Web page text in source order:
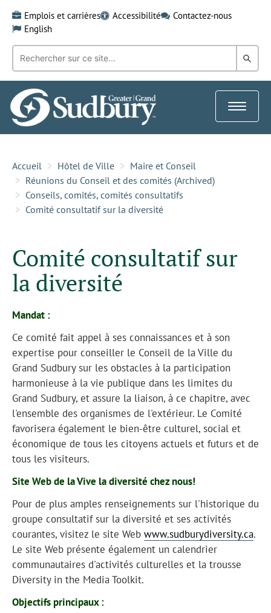
content
Emplois et carrières Accessibilité
Contactez-nous
English
Recherche
mot-
clé:
dans
Toggle
Accueil Hôtel de Ville
Maire et Conseil
Réunions du Conseil et des comités (Archived)
Conseils, comités, comités consultatifs
Comité consultatif sur la diversité
Comité consultatif sur
la diversité
Mandat :
Ce comité fait appel à ses connaissances et à son
expertise pour conseiller le Conseil de la Ville du
Grand Sudbury sur les obstacles à la participation
harmonieuse à la vie publique dans les limites du
Grand Sudbury, et assure la liaison, à ce chapitre, avec
l'ensemble des organismes de l'extérieur. Le Comité
favorisera également le bien-être culturel, social et
économique de tous les citoyens actuels et futurs et de
tous les visiteurs.
Site Web de la Vive la diversité chez nous!
Pour de plus amples renseignements sur l'historique du
groupe consultatif sur la diversité et ses activités
courantes, visitez le site Web www.sudburydiversity.ca.
Le site Web présente également un calendrier
communautaires d'activités culturelles et la trousse
Diversity in the Media Toolkit.
Objectifs principaux :